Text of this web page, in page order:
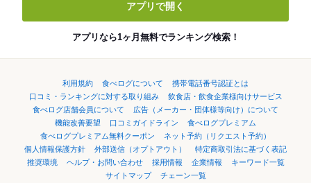
アプリで開く
アプリなら1ヶ月無料でランキング検索！
利用規約 食べログについて
携帯電話番号認証とは
口コミ・ランキングに対する取り組み
飲食店・飲食企業様向けサービス
食べログ店舗会員について
広告（メーカー・団体様等向け）について
機能改善要望
口コミガイドライン
食べログプレミアム
食べログプレミアム無料クーポン
ネット予約（リクエスト予約）
個人情報保護方針
外部送信（オプトアウト）
特定商取引法に基づく表記
推奨環境
ヘルプ・お問い合わせ 採用情報 企業情報
キーワード一覧
サイトマップ
チェーン一覧